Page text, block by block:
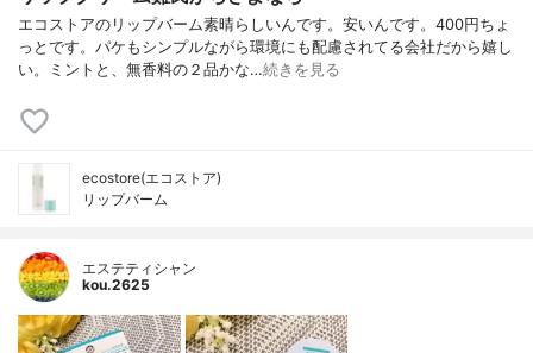
エコストアのリップバーム素晴らしいんです。安いんです。400円ちょ
っとです。パケもシンプルながら環境にも配慮されてる会社だから嬉し
い。ミントと、無香料の２品かな…続きを見る
ecostore(エコストア)
リップバーム
エステティシャン
kou.2625